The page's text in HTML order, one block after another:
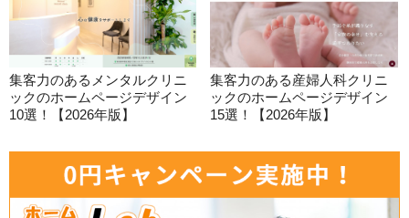
集客力のあるメンタルクリニ
ックのホームページデザイン
10選！【2026年版】
集客力のある産婦人科クリニ
ックのホームページデザイン
15選！【2026年版】